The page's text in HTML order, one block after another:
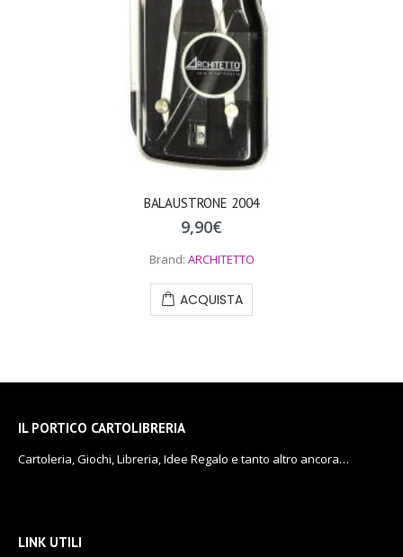
BALAUSTRONE 2004
9,90€
Brand: ARCHITETTO
ACQUISTA
IL PORTICO CARTOLIBRERIA
Cartoleria, Giochi, Libreria, Idee Regalo e tanto altro ancora…
LINK UTILI